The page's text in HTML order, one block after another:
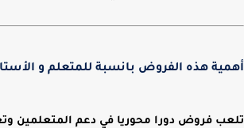
أهمية هذه الفروض بانسبة للمتعلم و
تلعب فروض دورا محوريا في دعم المتعلمين